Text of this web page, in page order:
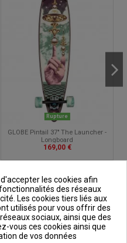
Rupture
GLOBE Pintail 37" The Launcher -
Longboard
169,00 €
les cookies afin
des réseaux
Les cookies tiers liés aux
utilisés pour vous offrir des
sociaux, ainsi que des
vous ces cookies ainsi que
de vos données